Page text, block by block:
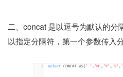
二、concat 是以逗号为默认的分
以指定分隔符，第一个参数传入